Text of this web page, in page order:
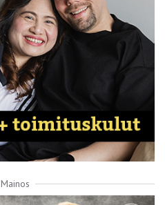
Mainos